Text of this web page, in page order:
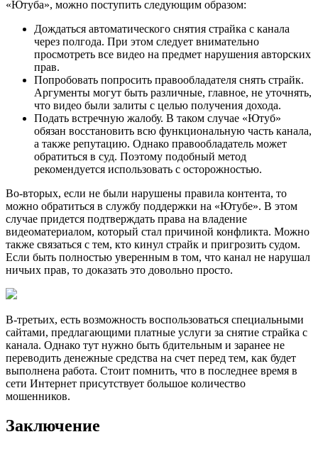
«Ютуба», можно поступить следующим образом:
Дождаться автоматического снятия страйка с канала
через полгода. При этом следует внимательно
просмотреть все видео на предмет нарушения авторских
прав.
Попробовать попросить правообладателя снять страйк.
Аргументы могут быть различные, главное, не уточнять,
что видео были залиты с целью получения дохода.
Подать встречную жалобу. В таком случае «Ютуб»
обязан восстановить всю функциональную часть канала,
а также репутацию. Однако правообладатель может
обратиться в суд. Поэтому подобный метод
рекомендуется использовать с осторожностью.
Во-вторых, если не были нарушены правила контента, то
можно обратиться в службу поддержки на «Ютубе». В этом
случае придется подтверждать права на владение
видеоматериалом, который стал причиной конфликта. Можно
также связаться с тем, кто кинул страйк и пригрозить судом.
Если быть полностью уверенным в том, что канал не нарушал
ничьих прав, то доказать это довольно просто.
В-третьих, есть возможность воспользоваться специальными
сайтами, предлагающими платные услуги за снятие страйка с
канала. Однако тут нужно быть бдительным и заранее не
переводить денежные средства на счет перед тем, как будет
выполнена работа. Стоит помнить, что в последнее время в
сети Интернет присутствует большое количество
мошенников.
Заключение